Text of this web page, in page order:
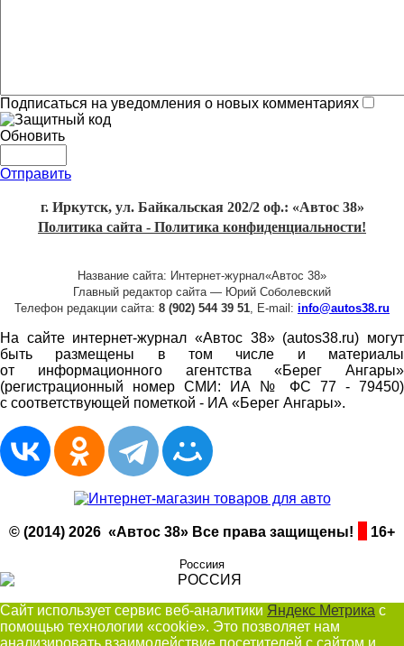
Подписаться на уведомления о новых комментариях
Обновить
Отправить
г. Иркутск, ул. Байкальская 202/2 оф.: «Автос 38»
Политика сайта - Политика конфиденциальности!
Название сайта: Интернет-журнал«Автос 38»
Главный редактор сайта — Юрий Соболевский
Телефон редакции сайта: 8 (902) 544 39 51 , E-mail: info@autos38.ru
На сайте интернет-журнал «Автос 38» (autos38.ru) могут
быть размещены в том числе и материалы
от информационного агентства «Берег Ангары»
(регистрационный номер СМИ: ИА № ФС 77 - 79450)
с соответствующей пометкой - ИА «Берег Ангары».
© (2014) 2026 «Автос 38» Все права защищены! 16+
Россиия
Сайт использует сервис веб-аналитики Яндекс Метрика с
помощью технологии «cookie». Это позволяет нам
анализировать взаимодействие посетителей с сайтом и